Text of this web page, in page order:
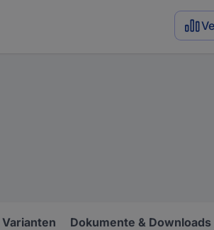
Varianten Dokumente & Downloads